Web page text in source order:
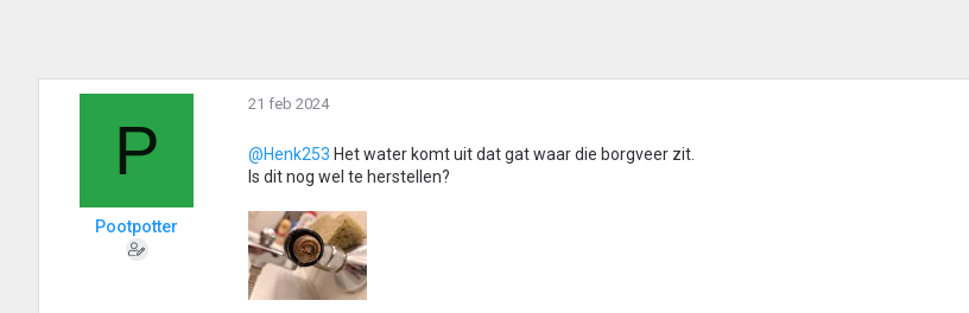
P
Pootpotter
21 feb 2024
@Henk253 Het water komt uit dat gat waar die borgveer zit.
Is dit nog wel te herstellen?